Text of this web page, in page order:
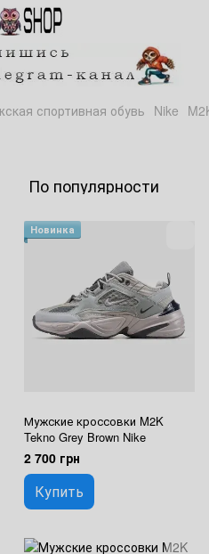
спортивная обувь Nike
По популярности
Новинка
Мужские кроссовки M2K
Tekno Grey Brown Nike
2 700 грн
Купить